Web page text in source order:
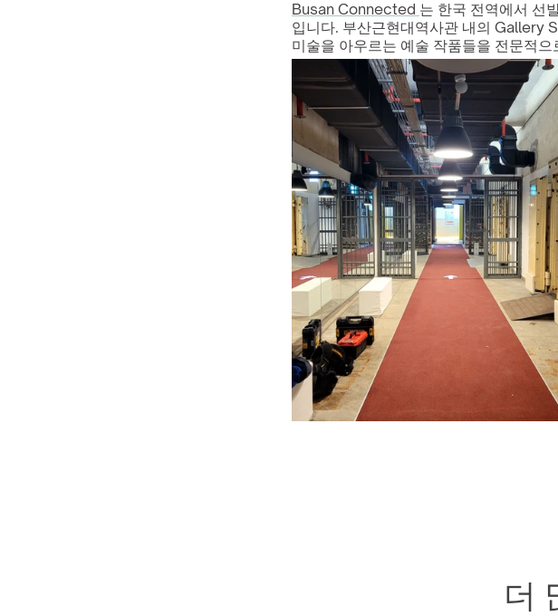
Busan Connected 는 한국 전역에서 선
입니다. 부산근현대역사관 내의 Gallery
미술을 아우르는 예술 작품들을 전문적
더